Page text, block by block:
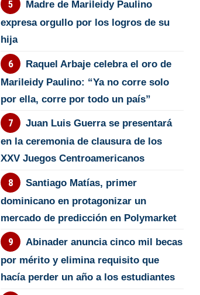
Madre de Marileidy Paulino
expresa orgullo por los logros de su
hija
Raquel Arbaje celebra el oro de
Marileidy Paulino: “Ya no corre solo
por ella, corre por todo un país”
Juan Luis Guerra se presentará
en la ceremonia de clausura de los
XXV Juegos Centroamericanos
Santiago Matías, primer
dominicano en protagonizar un
mercado de predicción en Polymarket
Abinader anuncia cinco mil becas
por mérito y elimina requisito que
hacía perder un año a los estudiantes